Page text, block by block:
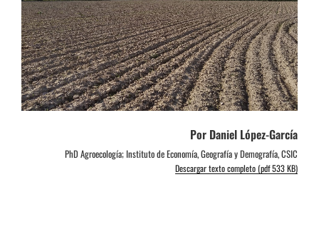
Por Daniel López-García
PhD Agroecología; Instituto de Economía, Geografía y Demografía, CSIC
Descargar texto completo (pdf 533 KB)